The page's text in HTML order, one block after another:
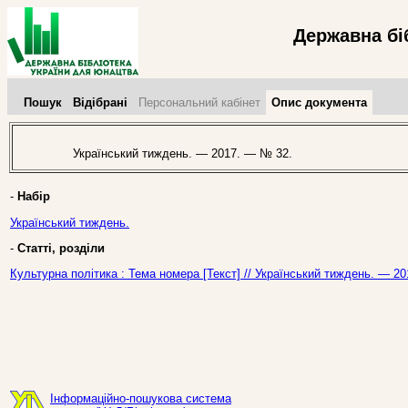
Державна
Пошук Відібрані Персональний кабінет Опис документа
Український тиждень. — 2017. — № 32.
- Набір
Український тиждень.
- Статті, розділи
Культурна політика : Тема номера [Текст] // Український тиждень.
Інформаційно-пошукова система